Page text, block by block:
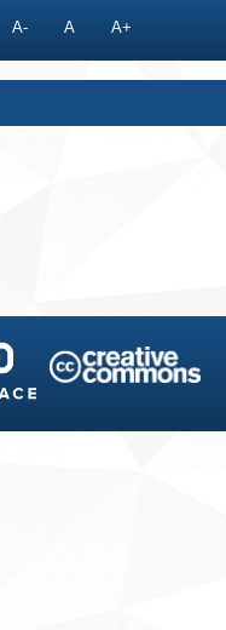
A- A A+